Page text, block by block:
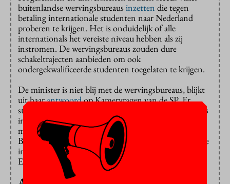
buitenlandse wervingsbureausinzetten die tegen
betaling internationale studenten naar Nederland
proberen te krijgen. Het is onduidelijk of alle
internationals het vereiste niveau hebben als zij
instromen. De wervingsbureaus zouden dure
schakeltrajecten aanbieden om ook
ondergekwalificeerde studenten toegelaten te krijgen.
De minister is niet blij met de wervingsbureaus, blijkt
uit haarantwoordop Kamervragen van de SP. Er
studeert immers al een hoog percentage internationals
in Nederland en dat aandeel neemt bij
maar vooral aanuniversiteitenieder jaar toe.
Bovendien hebben de instellingen afgesproken om die
instroom juist beter te beheersen, stelt Van
Engelshoven.